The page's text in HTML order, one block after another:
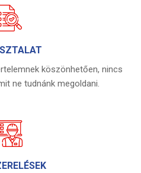
köszönhetően, nincs
ne tudnánk megoldani.